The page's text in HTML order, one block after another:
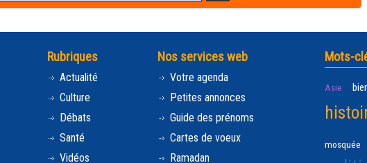
Rubriques
Actualité
Culture
Débats
Santé
Vidéos
Nos services web
Votre agenda
Petites annonces
Guide des prénoms
Cartes de voeux
Ramadan
Mots-
Asie
mosquée